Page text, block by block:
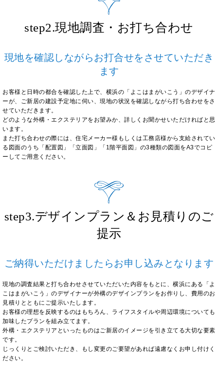
step2.現地調査・お打ち合わせ
現地を確認しながらお打合せをさせていただき
ます
お客様と日時の都合を確認した上で、横浜の「よこはまがいこう」のデザイナ
ーが、ご新居の建設予定地に伺い、現地の状況を確認しながら打ち合わせをさ
せていただきます。
どのような外構・エクステリアをお望みか、詳しくお聞かせいただければと思
います。
また打ち合わせの際には、住宅メーカー様もしくは工務店様から支給されてい
る図面のうち「配置図」「立面図」「1階平面図」の3種類の図面をA3でコピ
ーしてご用意ください。
step3.デザインプラン＆お見積りのご
提示
ご納得いただけましたらお申し込みとなります
現地の調査結果と打ち合わせさせていただいた内容をもとに、横浜にある「よ
こはまがいこう」のデザイナーが外構のデザインプランをお作りし、費用のお
見積りとともにご提示いたします。
お客様の理想を反映するのはもちろん、ライフスタイルや周辺環境についても
加味したプランを組み立てます。
外構・エクステリアといったものはご新居のイメージを引き立てる大切な要素
です。
じっくりとご検討いただき、もし変更のご要望があれば遠慮なくお申し付けく
ださい。